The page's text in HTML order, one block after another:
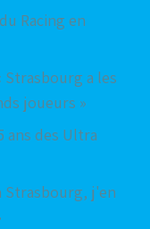
Racing en
Strasbourg a les
joueurs »
ans des Ultra
Strasbourg, j'en